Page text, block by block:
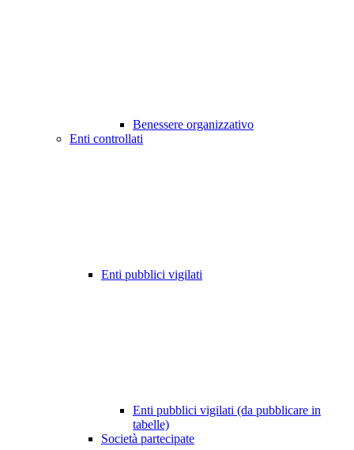
Benessere organizzativo
Enti controllati
Enti pubblici vigilati
Enti pubblici vigilati (da pubblicare in
tabelle)
Società partecipate